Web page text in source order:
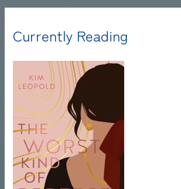
Currently Reading